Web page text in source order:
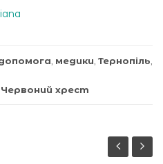
медики Тернопіль
Червоний хрест